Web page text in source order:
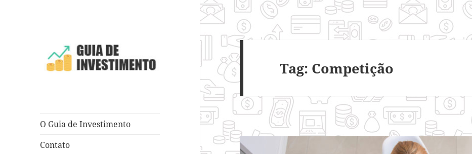
O Guia de Investimento
Contato
Tag: Competição